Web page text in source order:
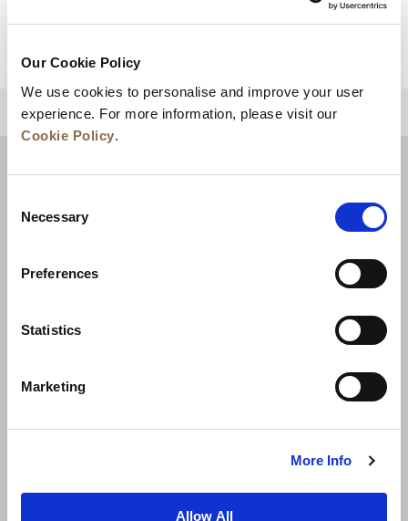
Our Cookie Policy
We use cookies to personalise and improve your user
experience. For more information, please visit our
Cookie Policy.
Selection
Necessary
Preferences
Statistics
Marketing
More Info
Allow All